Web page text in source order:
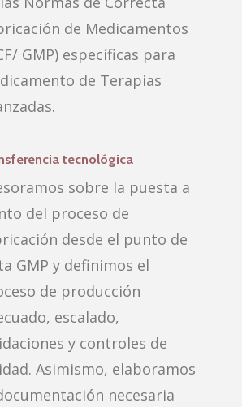
de Medicamentos
GMP) específicas para
de Terapias
tecnológica
sobre la puesta a
del proceso de
desde el punto de
GMP y definimos el
de producción
escalado,
y controles de
Asimismo, elaboramos
necesaria